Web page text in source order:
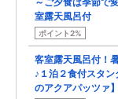
室露天風呂付
ポイント2%
客室露天風呂付！
♪１泊２食付スタ
のアクアパッツァ】